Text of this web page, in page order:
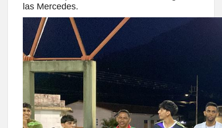
las Mercedes.